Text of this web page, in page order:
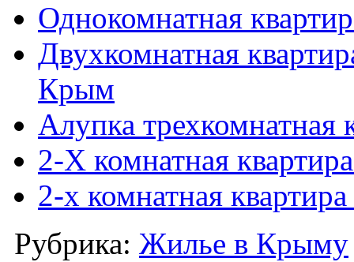
Однокомнатная
Двухкомнатная
Крым
Алупка трехкомнатная
2-Х комнатная
2-х комнатная
Рубрика: Жилье в Крыму